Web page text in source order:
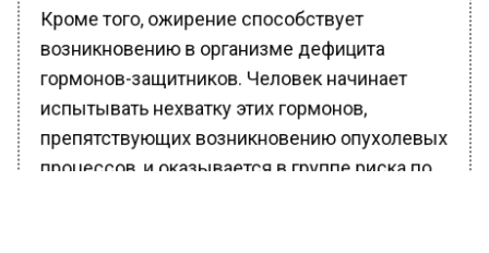
Кроме того, ожирение способствует
возникновению в организме дефицита
гормонов-защитников. Человек начинает
испытывать нехватку этих гормонов,
препятствующих возникновению опухолевых
процессов, и оказывается в группе риска по